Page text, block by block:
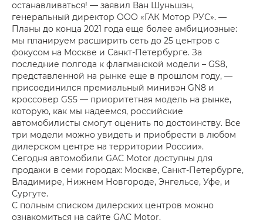
останавливаться! — заявил Ван Шуньшэн,
генеральный директор ООО «ГАК Мотор РУС». —
Планы до конца 2021 года еще более амбициозные:
мы планируем расширить сеть до 25 центров с
фокусом на Москве и Санкт-Петербурге. За
последние полгода к флагманской модели – GS8,
представленной на рынке еще в прошлом году, —
присоединился премиальный минивэн GN8 и
кроссовер GS5 — приоритетная модель на рынке,
которую, как мы надеемся, российские
автомобилисты смогут оценить по достоинству. Все
три модели можно увидеть и приобрести в любом
дилерском центре на территории России».
Сегодня автомобили GAC Motor доступны для
продажи в семи городах: Москве, Санкт-Петербурге,
Владимире, Нижнем Новгороде, Энгельсе, Уфе, и
Сургуте.
С полным списком дилерских центров можно
ознакомиться на сайте GAC Motor.